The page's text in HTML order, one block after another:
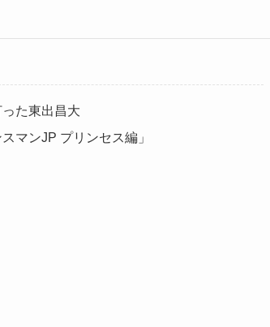
た東出昌大
マンJP プリンセス編」